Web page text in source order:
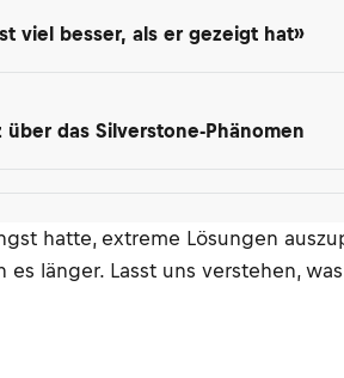
viel besser, als er gezeigt hat»
das Silverstone-Phänomen
hatte, extreme Lösungen
länger. Lasst uns verstehen,